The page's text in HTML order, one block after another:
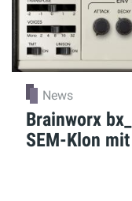
News
Brainworx
SEM-Klon